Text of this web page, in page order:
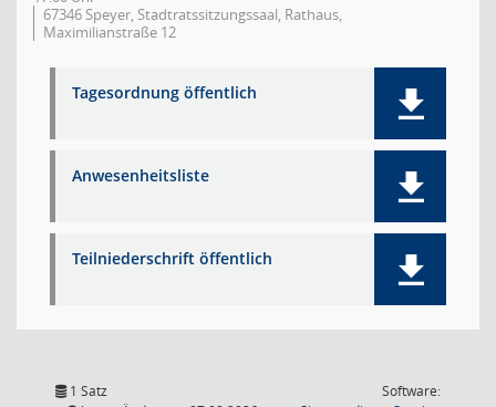
67346 Speyer, Stadtratssitzungssaal, Rathaus,
Maximilianstraße 12
Tagesordnung öffentlich
Anwesenheitsliste
Teilniederschrift öffentlich
1 Satz
Software: